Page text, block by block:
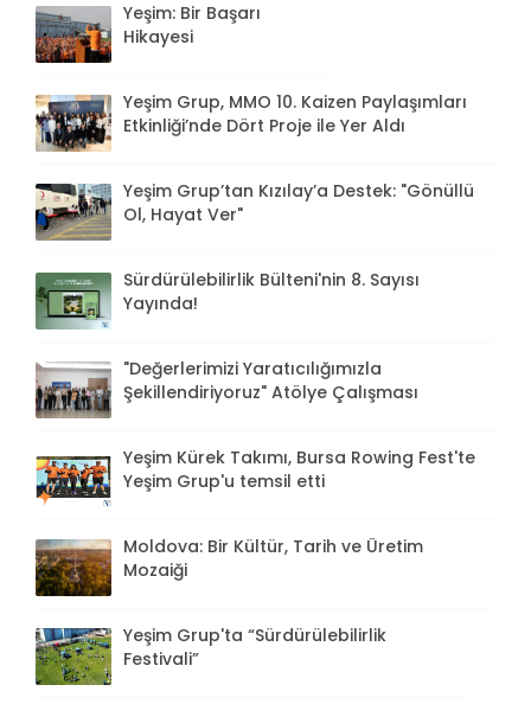
Yeşim: Bir Başarı
Hikayesi
Yeşim Grup, MMO 10. Kaizen Paylaşımları
Etkinliği’nde Dört Proje ile Yer Aldı
Yeşim Grup’tan Kızılay’a Destek: "Gönüllü
Ol, Hayat Ver"
Sürdürülebilirlik Bülteni'nin 8. Sayısı
Yayında!
"Değerlerimizi Yaratıcılığımızla
Şekillendiriyoruz" Atölye Çalışması
Yeşim Kürek Takımı, Bursa Rowing Fest'te
Yeşim Grup'u temsil etti
Moldova: Bir Kültür, Tarih ve Üretim
Mozaiği
Yeşim Grup'ta “Sürdürülebilirlik
Festivali”